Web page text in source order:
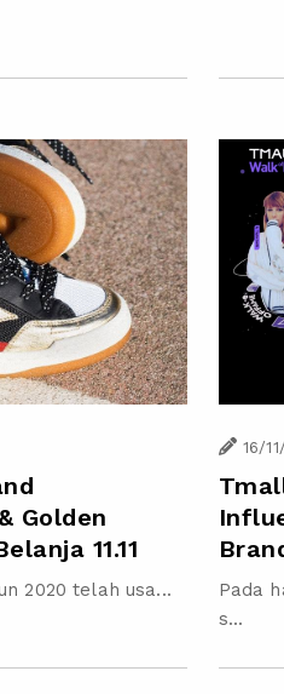
Golden
11.11
2020 telah usa...
16/
Pada
s...